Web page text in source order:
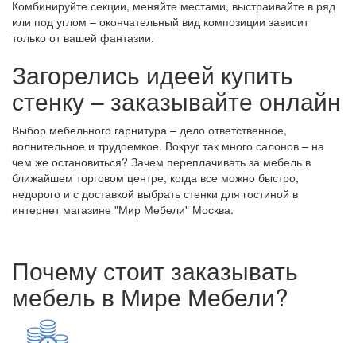
Комбинируйте секции, меняйте местами, выстраивайте в ряд
или под углом – окончательный вид композиции зависит
только от вашей фантазии.
Загорелись идеей купить
стенку – заказывайте онлайн
Выбор мебельного гарнитура – дело ответственное,
волнительное и трудоемкое. Вокруг так много салонов – на
чем же остановиться? Зачем переплачивать за мебель в
ближайшем торговом центре, когда все можно быстро,
недорого и с доставкой выбрать стенки для гостиной в
интернет магазине "Мир Мебели" Москва.
Почему стоит заказывать
мебель в Мире Мебели?